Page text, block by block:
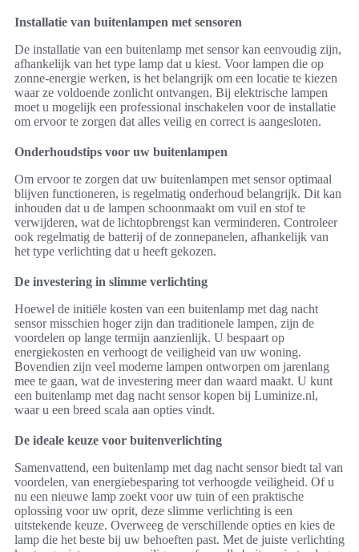
Installatie van buitenlampen met sensoren
De installatie van een buitenlamp met sensor kan eenvoudig zijn,
afhankelijk van het type lamp dat u kiest. Voor lampen die op
zonne-energie werken, is het belangrijk om een locatie te kiezen
waar ze voldoende zonlicht ontvangen. Bij elektrische lampen
moet u mogelijk een professional inschakelen voor de installatie
om ervoor te zorgen dat alles veilig en correct is aangesloten.
Onderhoudstips voor uw buitenlampen
Om ervoor te zorgen dat uw buitenlampen met sensor optimaal
blijven functioneren, is regelmatig onderhoud belangrijk. Dit kan
inhouden dat u de lampen schoonmaakt om vuil en stof te
verwijderen, wat de lichtopbrengst kan verminderen. Controleer
ook regelmatig de batterij of de zonnepanelen, afhankelijk van
het type verlichting dat u heeft gekozen.
De investering in slimme verlichting
Hoewel de initiële kosten van een buitenlamp met dag nacht
sensor misschien hoger zijn dan traditionele lampen, zijn de
voordelen op lange termijn aanzienlijk. U bespaart op
energiekosten en verhoogt de veiligheid van uw woning.
Bovendien zijn veel moderne lampen ontworpen om jarenlang
mee te gaan, wat de investering meer dan waard maakt. U kunt
een buitenlamp met dag nacht sensor kopen bij Luminize.nl,
waar u een breed scala aan opties vindt.
De ideale keuze voor buitenverlichting
Samenvattend, een buitenlamp met dag nacht sensor biedt tal van
voordelen, van energiebesparing tot verhoogde veiligheid. Of u
nu een nieuwe lamp zoekt voor uw tuin of een praktische
oplossing voor uw oprit, deze slimme verlichting is een
uitstekende keuze. Overweeg de verschillende opties en kies de
lamp die het beste bij uw behoeften past. Met de juiste verlichting